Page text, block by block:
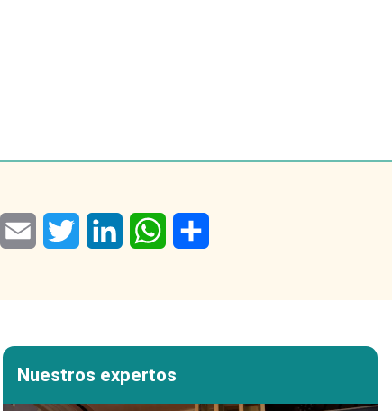
FacebookEmail Twitter LinkedIn WhatsApp
Nuestros expertos